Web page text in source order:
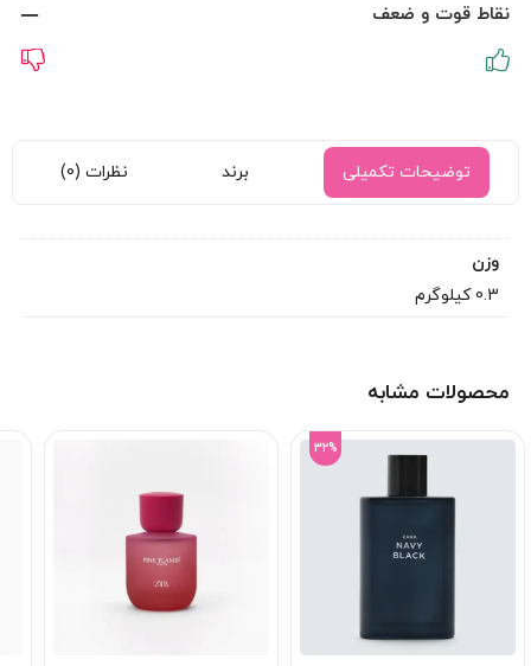
نقاط قوت و ضعف
توضیحات تکمیلی برند نظرات (0)
وزن
0.3 کیلوگرم
محصولات مشابه
32%